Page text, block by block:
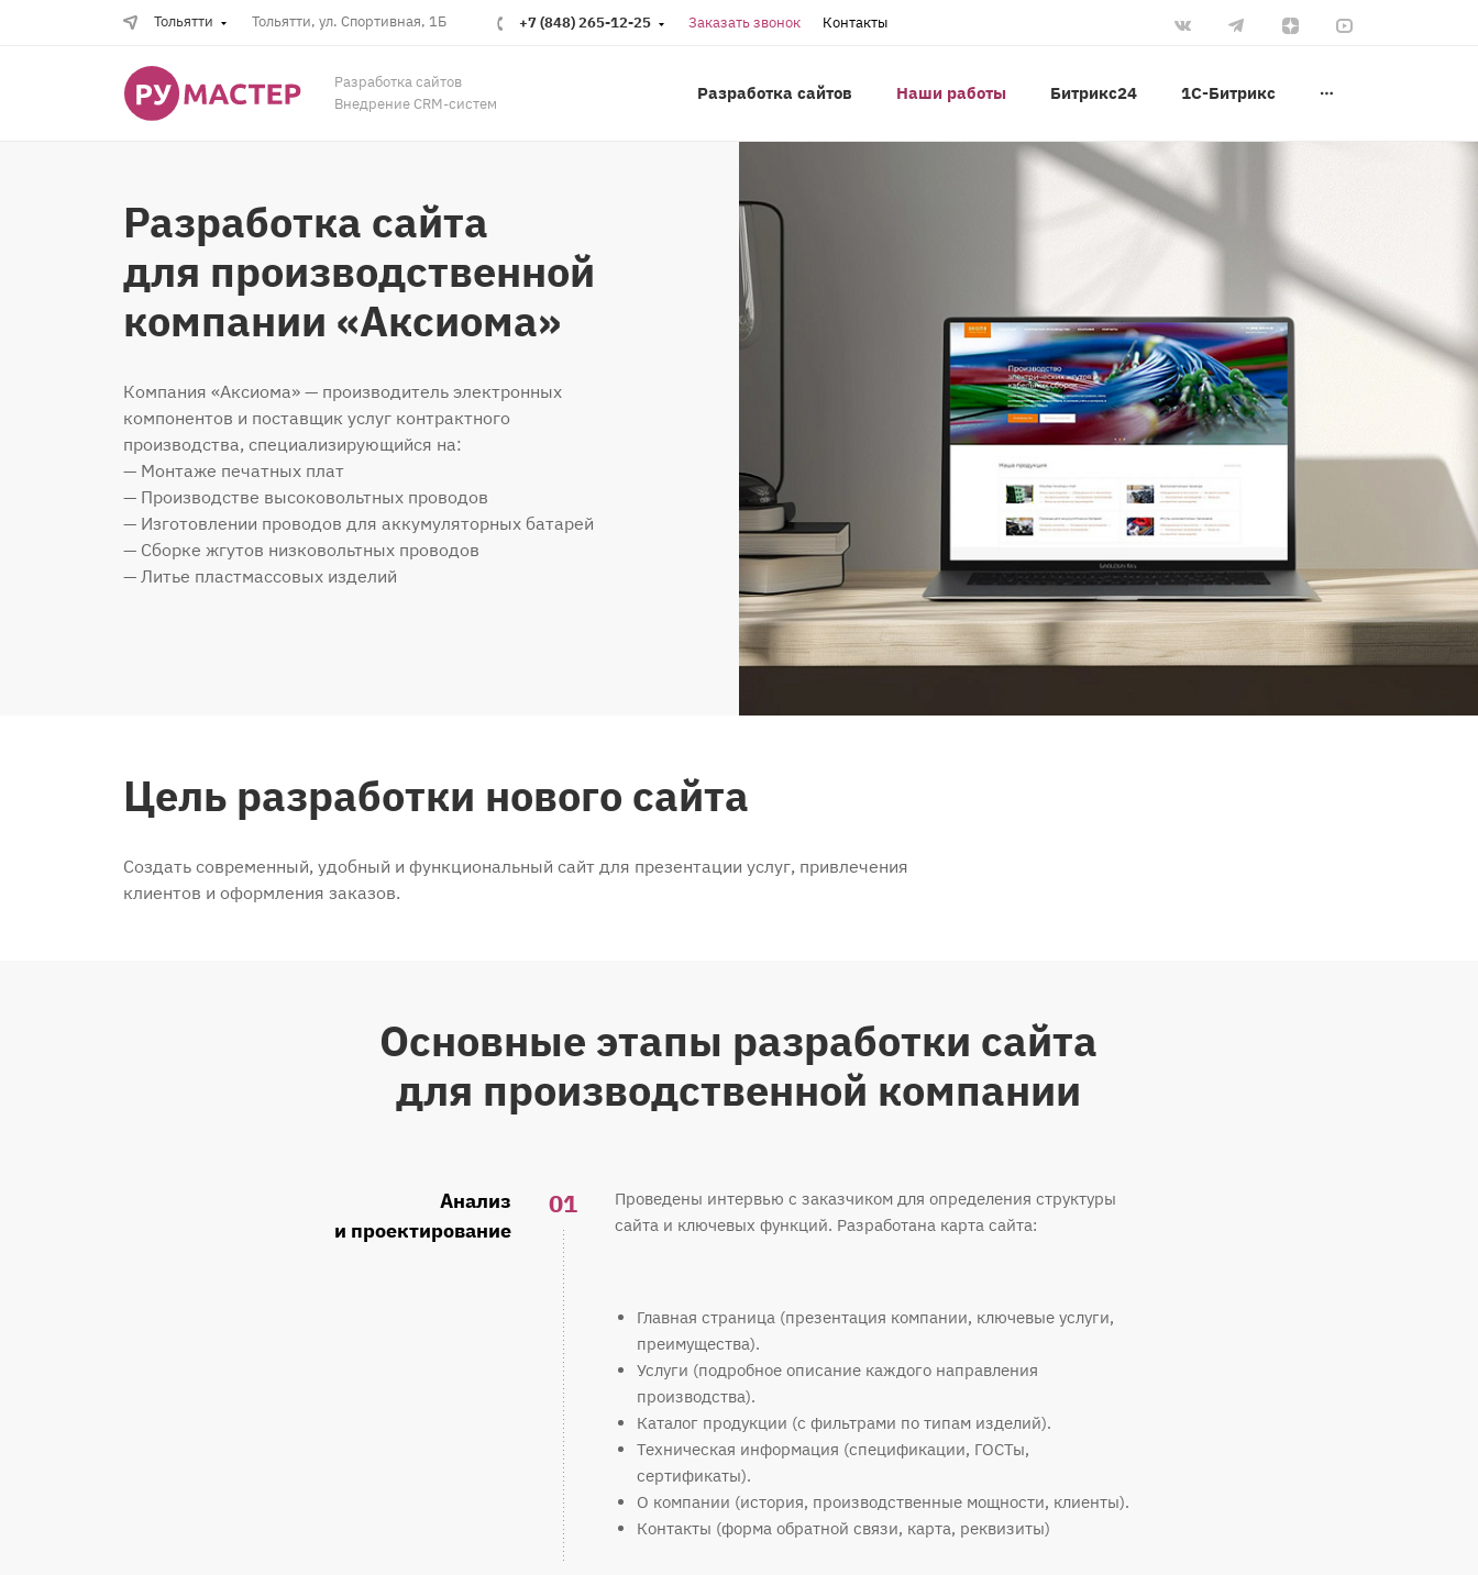
Тольятти Тольятти, ул. Спортивная, 1Б +7 (848) 265-12-25 Заказать звонок Контакты
Разработка сайтов
Внедрение CRM-систем
Разработка сайтов Наши работы Битрикс24 1С-Битрикс
Разработка сайта
для производственной
компании «Аксиома»
Компания «Аксиома» — производитель электронных
компонентов и поставщик услуг контрактного
производства, специализирующийся на:
— Монтаже печатных плат
— Производстве высоковольтных проводов
— Изготовлении проводов для аккумуляторных батарей
— Сборке жгутов низковольтных проводов
— Литье пластмассовых изделий
Цель разработки нового сайта
Создать современный, удобный и функциональный сайт для презентации услуг, привлечения
клиентов и оформления заказов.
Основные этапы разработки сайта
для производственной компании
Анализ
и проектирование
01
Проведены интервью с заказчиком для определения структуры
сайта и ключевых функций. Разработана карта сайта:
Главная страница (презентация компании, ключевые услуги,
преимущества).
Услуги (подробное описание каждого направления
производства).
Каталог продукции (с фильтрами по типам изделий).
Техническая информация (спецификации, ГОСТы,
сертификаты).
О компании (история, производственные мощности, клиенты).
Контакты (форма обратной связи, карта, реквизиты)